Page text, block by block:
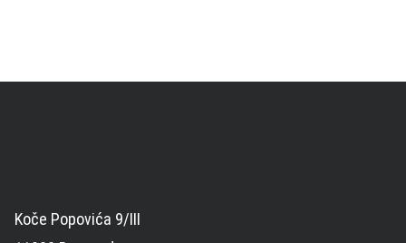
Koče Popovića 9/III